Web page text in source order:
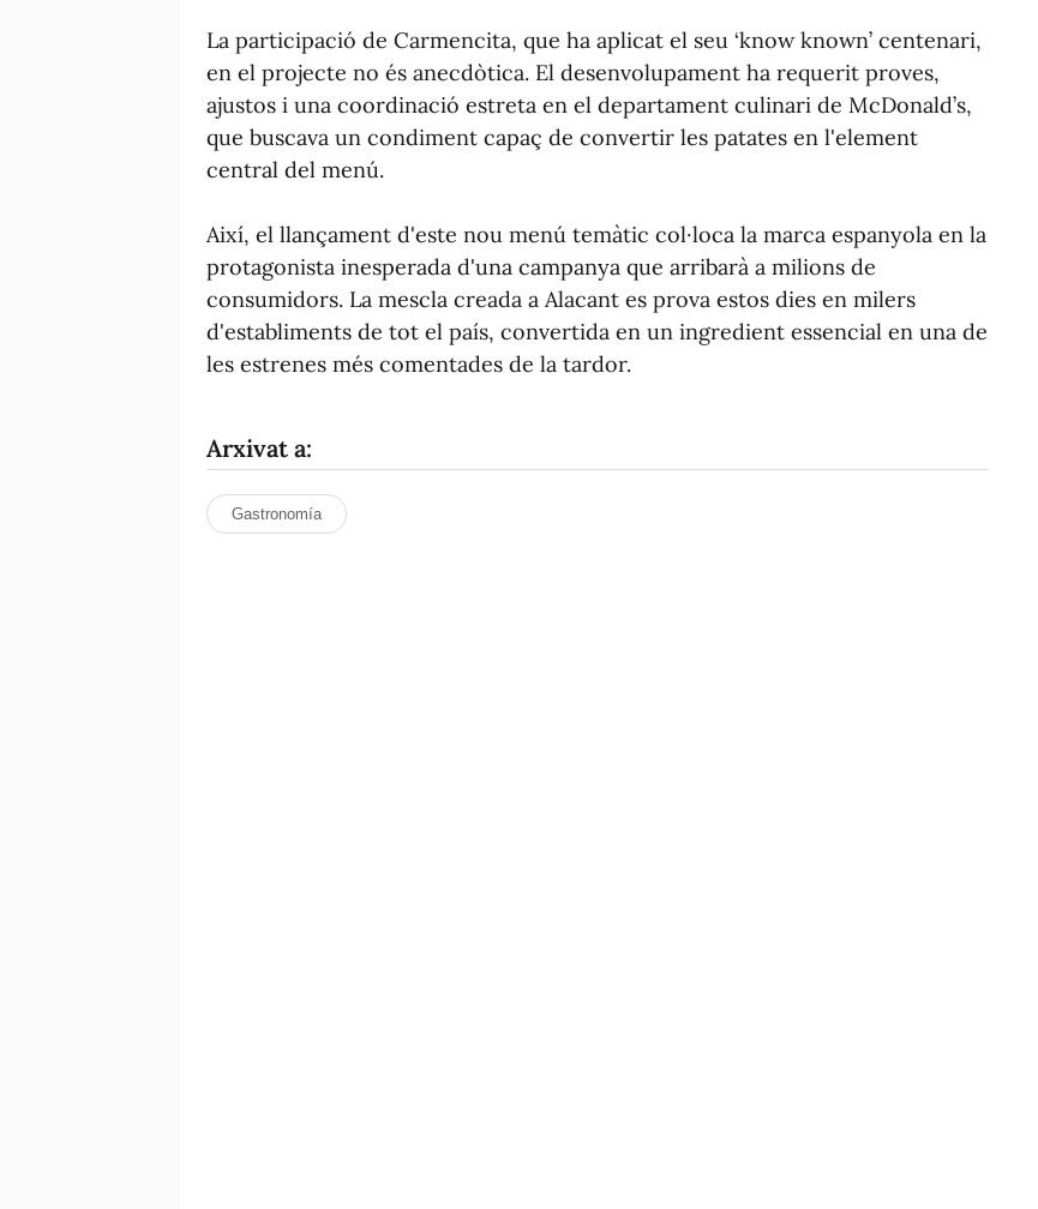
La participació de Carmencita, que ha aplicat el seu ‘know known’ centenari,
en el projecte no és anecdòtica. El desenvolupament ha requerit proves,
ajustos i una coordinació estreta en el departament culinari de McDonald’s,
que buscava un condiment capaç de convertir les patates en l'element
central del menú.
Així, el llançament d'este nou menú temàtic col·loca la marca espanyola en la
protagonista inesperada d'una campanya que arribarà a milions de
consumidors. La mescla creada a Alacant es prova estos dies en milers
d'establiments de tot el país, convertida en un ingredient essencial en una de
les estrenes més comentades de la tardor.
Arxivat a:
Gastronomía